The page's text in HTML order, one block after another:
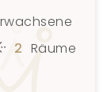
2 Räume